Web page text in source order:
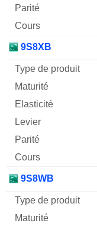
9S8XB
9S8WB